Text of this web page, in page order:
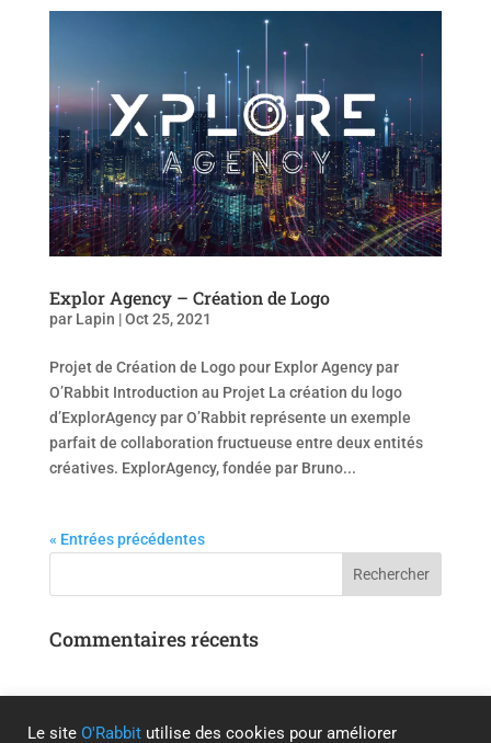
Explor Agency – Création de Logo
par Lapin |Oct 25, 2021
Projet de Création de Logo pour Explor Agency par
O’Rabbit Introduction au Projet La création du logo
d’ExplorAgency par O’Rabbit représente un exemple
parfait de collaboration fructueuse entre deux entités
créatives. ExplorAgency, fondée par Bruno...
« Entrées précédentes
Commentaires récents
Le site O'Rabbit utilise des cookies pour améliorer